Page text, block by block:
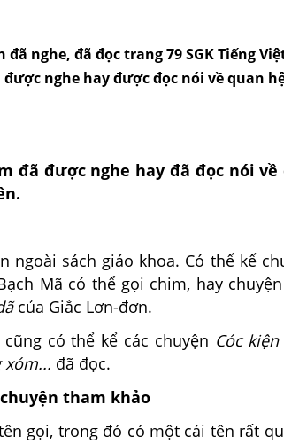
nghe, đã đọc trang 79 SGK Tiếng
nghe hay được đọc nói về quan
đã được nghe hay đã đọc nói về
ngoài sách giáo khoa. Có thể kể
Mã có thể gọi chim, hay
của Giắc Lơn-đơn.
có thể kể các chuyện Cóc
xóm... đã đọc.
tham khảo
gọi, trong đó có một cái tên rất